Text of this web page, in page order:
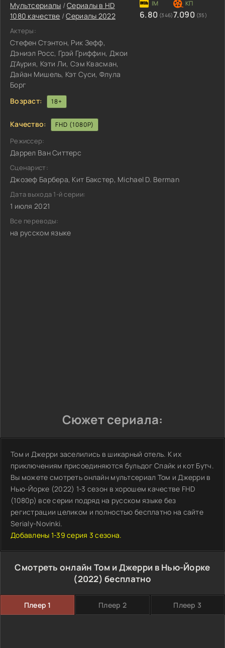
Мультсериалы /Сериалы в HD
1080 качестве /Сериалы 2022
Актеры:
Стефен Стэнтон, Рик Зефф,
Дэниэл Росс, Грэй Гриффин, Джои
Д'Аурия, Кэти Ли, Сэм Квасман,
Дайан Мишель, Кэт Суси, Флула
Борг
Возраст:
18+
6.80 (346)7.090 (35)
Качество: FHD (1080P)
Режиссер:
Даррел Ван Ситтерс
Сценарист:
Джозеф Барбера, Кит Бакстер, Michael D. Berman
Дата выхода 1-й серии:
1 июля 2021
Все переводы:
на русском языке
Сюжет сериала:
Том и Джерри заселились в шикарный отель. К их
приключениям присоединяются бульдог Спайк и кот Бутч.
Вы можете смотреть онлайн мультсериал Том и Джерри в
Нью-Йорке (2022) 1-3 сезон в хорошем качестве FHD
(1080p) все серии подряд на русском языке без
регистрации целиком и полностью бесплатно на сайте
Serialy-Novinki.
Добавлены 1-39 серия 3 сезона.
Смотреть онлайн Том и Джерри в Нью-Йорке
(2022) бесплатно
Плеер 1 Плеер 2 Плеер 3